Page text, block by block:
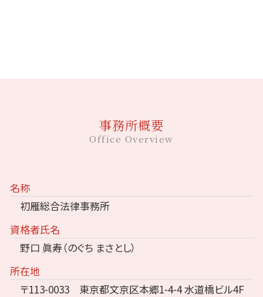
事務所概要
Office Overview
名称
初雁総合法律事務所
資格者氏名
野口 眞寿（のぐち まさとし）
所在地
〒113-0033 東京都文京区本郷1-4-4 水道橋ビル4F